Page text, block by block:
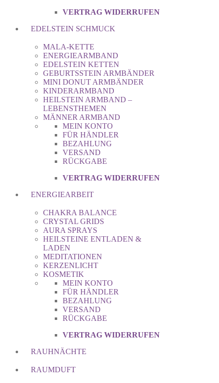
VERTRAG WIDERRUFEN
EDELSTEIN SCHMUCK
MALA-KETTE
ENERGIEARMBAND
EDELSTEIN KETTEN
GEBURTSSTEIN ARMBÄNDER
MINI DONUT ARMBÄNDER
KINDERARMBAND
HEILSTEIN ARMBAND –
LEBENSTHEMEN
MÄNNER ARMBAND
MEIN KONTO
FÜR HÄNDLER
BEZAHLUNG
VERSAND
RÜCKGABE
VERTRAG WIDERRUFEN
ENERGIEARBEIT
CHAKRA BALANCE
CRYSTAL GRIDS
AURA SPRAYS
HEILSTEINE ENTLADEN &
LADEN
MEDITATIONEN
KERZENLICHT
KOSMETIK
MEIN KONTO
FÜR HÄNDLER
BEZAHLUNG
VERSAND
RÜCKGABE
VERTRAG WIDERRUFEN
RAUHNÄCHTE
RAUMDUFT